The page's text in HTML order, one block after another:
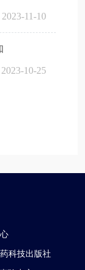
2023-11-10
2023-10-25
科技出版社